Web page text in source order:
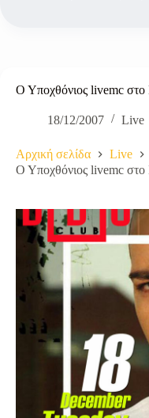
Ο Υποχθόνιος livemc στο
18/12/2007 Live
Αρχική σελίδα
Live
Ο Υποχθόνιος livemc στο